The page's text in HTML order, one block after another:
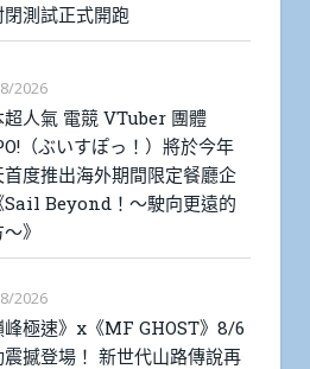
閉測試正式開跑
2026
超人氣 電競 VTuber 團體
（ぶいすぽっ！）將於今年
首度推出海外期間限定餐廳企
Sail Beyond！～駛向更遠的
》
2026
峰極速》x《MF GHOST》8/6
震撼登場！ 新世代山路傳說再